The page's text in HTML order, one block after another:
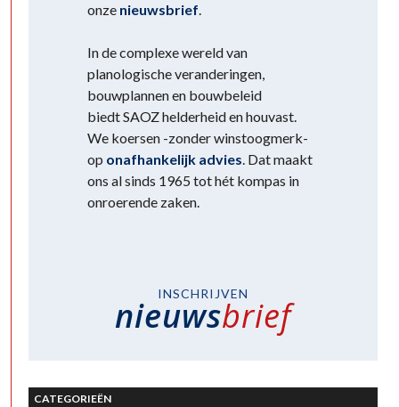
onze nieuwsbrief.
In de complexe wereld van
planologische veranderingen,
bouwplannen en bouwbeleid
biedt SAOZ helderheid en houvast.
We koersen -zonder winstoogmerk-
op onafhankelijk advies. Dat maakt
ons al sinds 1965 tot hét kompas in
onroerende zaken.
INSCHRIJVEN
nieuwsbrief
CATEGORIEËN